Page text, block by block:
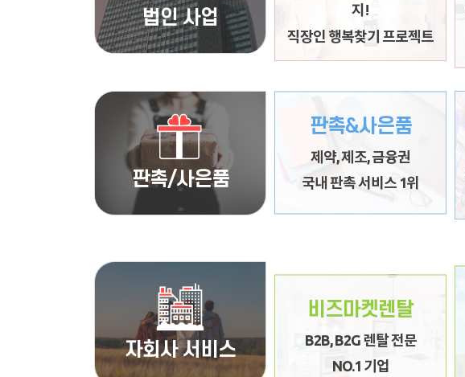
법인 사업
지!
직장인 행복찾기 프로젝트
등
임직원 복지몰 운영
판촉/사은품
판촉&사은품
제약, 제조, 금융권
국내 판촉 서비스 1위
국내 판촉 서비스 1위
전자, 제약, 금융사 등 사은품 및 판
촉물 제작
업종별/기업별 맞춤식 판촉몰 구축
자회사 서비스
비즈마켓렌탈
B2B, B2G 렌탈 전문
NO.1 기업
월등한 공공지원 분야 렌탈 서비스
및